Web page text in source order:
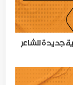
جديدة للشاعر